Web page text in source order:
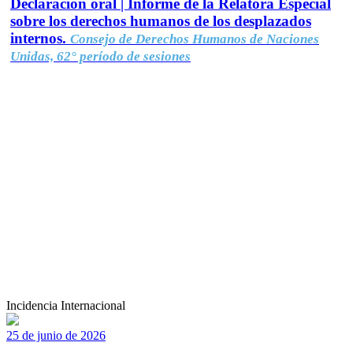
Declaración oral | Informe de la Relatora Especial
sobre los derechos humanos de los desplazados
internos. Consejo de Derechos Humanos de Naciones
Unidas, 62° período de sesiones
Incidencia Internacional
25 de junio de 2026